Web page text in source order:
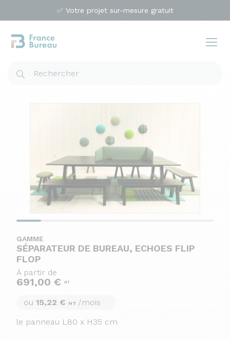
✅ Votre projet sur-mesure gratuit
GAMME
SÉPARATEUR DE BUREAU, ECHOES FLIP
FLOP
À partir de
691,00 € HT
ou 15,22 € HT /mois
le panneau L80 x H35 cm